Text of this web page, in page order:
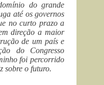
do grande
até os governos
no curto prazo a
direção a maior
de um país e
do Congresso
foi percorrido
sobre o futuro.